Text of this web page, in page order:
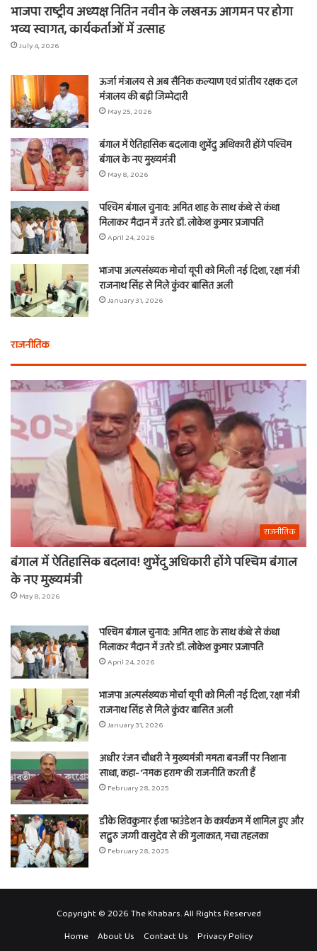
भाजपा राष्ट्रीय अध्यक्ष नितिन नवीन के लखनऊ आगमन पर होगा
भव्य स्वागत, कार्यकर्ताओं में उत्साह
July 4, 2026
ऊर्जा मंत्रालय से अब सैनिक कल्याण एवं प्रांतीय रक्षक दल
मंत्रालय की बड़ी जिम्मेदारी
May 25, 2026
बंगाल में ऐतिहासिक बदलाव! शुभेंदु अधिकारी होंगे पश्चिम
बंगाल के नए मुख्यमंत्री
May 8, 2026
पश्चिम बंगाल चुनाव: अमित शाह के साथ कंधे से कंधा
मिलाकर मैदान में उतरे डॉ. लोकेश कुमार प्रजापति
April 24, 2026
भाजपा अल्पसंख्यक मोर्चा यूपी को मिली नई दिशा, रक्षा मंत्री
राजनाथ सिंह से मिले कुंवर बासित अली
January 31, 2026
राजनीतिक
राजनीतिक
बंगाल में ऐतिहासिक बदलाव! शुभेंदु अधिकारी होंगे पश्चिम बंगाल
के नए मुख्यमंत्री
May 8, 2026
पश्चिम बंगाल चुनाव: अमित शाह के साथ कंधे से कंधा
मिलाकर मैदान में उतरे डॉ. लोकेश कुमार प्रजापति
April 24, 2026
भाजपा अल्पसंख्यक मोर्चा यूपी को मिली नई दिशा, रक्षा मंत्री
राजनाथ सिंह से मिले कुंवर बासित अली
January 31, 2026
अधीर रंजन चौधरी ने मुख्यमंत्री ममता बनर्जी पर निशाना
साधा, कहा- ‘नमक हराम’ की राजनीति करती हैं
February 28, 2025
डीके शिवकुमार ईशा फाउंडेशन के कार्यक्रम में शामिल हुए और
सद्गुरु जग्गी वासुदेव से की मुलाकात, मचा तहलका
February 28, 2025
Copyright © 2026 The Khabars. All Rights Reserved
Home
About Us Contact Us Privacy Policy